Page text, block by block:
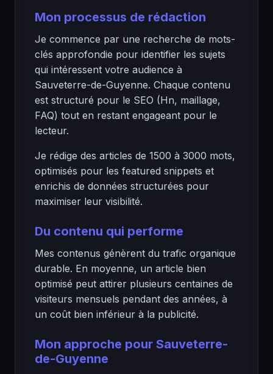
Mon processus de rédaction
Je commence par une recherche de mots-
clés approfondie pour identifier les sujets
qui intéressent votre audience à
Sauveterre-de-Guyenne. Chaque contenu
est structuré pour le SEO (Hn, maillage,
FAQ) tout en restant engageant pour le
lecteur.
Je rédige des articles de 1500 à 3000 mots,
optimisés pour les featured snippets et
enrichis de données structurées pour
maximiser leur visibilité.
Du contenu qui performe
Mes contenus génèrent du trafic organique
durable. En moyenne, un article bien
optimisé peut attirer plusieurs centaines de
visiteurs mensuels pendant des années, à
un coût bien inférieur à la publicité.
Mon approche pour Sauveterre-
de-Guyenne